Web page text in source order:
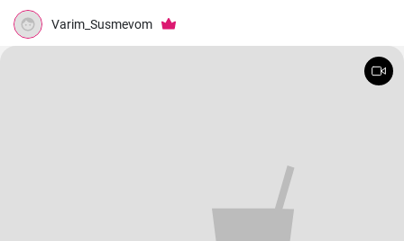
Varim_Susmevom